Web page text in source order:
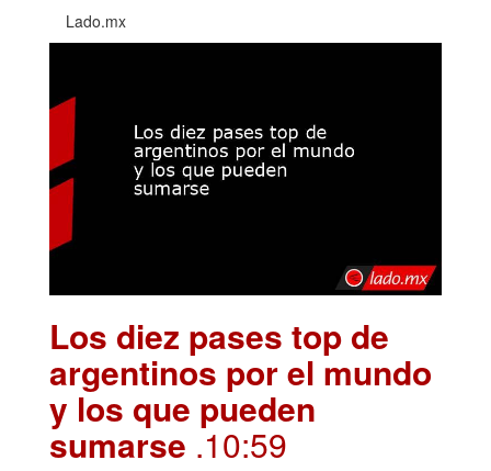
Lado.mx
Los diez pases top de
argentinos por el mundo
y los que pueden
sumarse .10:59